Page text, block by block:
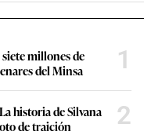
millones de
del Minsa
1
historia de Silvana
de traición
2